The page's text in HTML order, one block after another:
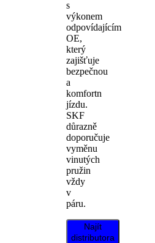
s
výkonem
odpovídajícím
OE,
který
zajišťuje
bezpečnou
a
komfortn
jízdu.
SKF
důrazně
doporučuje
vyměnu
vinutých
pružin
vždy
v
páru.
Najít
distributora